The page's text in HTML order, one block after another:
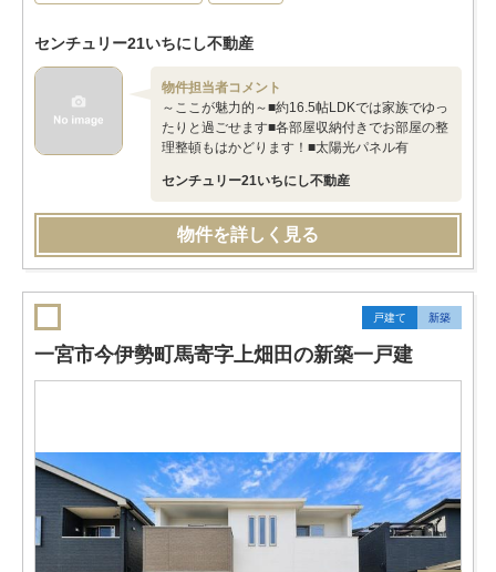
センチュリー21いちにし不動産
物件担当者コメント
～ここが魅力的～■約16.5帖LDKでは家族でゆっ
たりと過ごせます■各部屋収納付きでお部屋の整
理整頓もはかどります！■太陽光パネル有
センチュリー21いちにし不動産
物件を詳しく見る
戸建て 新築
一宮市今伊勢町馬寄字上畑田の新築一戸建